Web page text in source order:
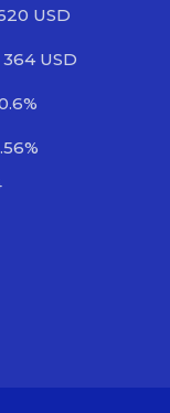
USD
USD